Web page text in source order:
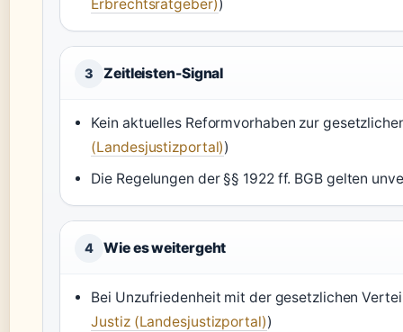
Erbrechtsratgeber))
3 Zeitleisten-Signal
Kein aktuelles Reformvorhaben zur
(Landesjustizportal))
Die Regelungen der §§ 1922 ff. BGB gelten
4 Wie es weitergeht
Bei Unzufriedenheit mit der gesetzlichen
Justiz (Landesjustizportal))